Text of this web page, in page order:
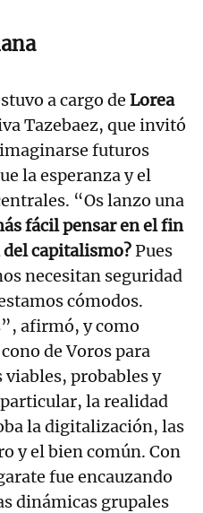
a cargo de Lorea
Tazebaez, que invitó
futuros
la esperanza y el
“Os lanzo una
fácil pensar en el fin
capitalismo? Pues
necesitan seguridad
cómodos.
afirmó, y como
de Voros para
viables, probables y
la realidad
la digitalización, las
y el bien común. Con
fue encauzando
dinámicas grupales